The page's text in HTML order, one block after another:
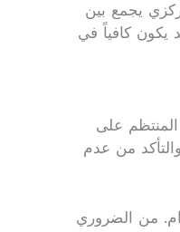
يجمع بين
يكون كافياً في
المنتظم على
من عدم
من الضروري